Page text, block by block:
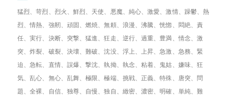
猛烈、苛烈、烈火、鮮烈、天使、悪魔、純心、激愛、激情、躁鬱、熱
烈、情熱、強靭、頑固、燃焼、無頼、浪漫、沸騰、恍惚、悶絶、責
任、実行、決断、突撃、猛進、狂走、逆行、過重、豊満、情念、激
突、炸裂、破裂、決壊、難破、沈没、浮上、上昇、急激、急務、緊
迫、急転、直情、誤爆、撃沈、執拗、執念、粘着、鬼姑、嫌味、狂
気、乱心、無心、乱舞、極限、極端、挑戦、正義、特殊、唐突、問
題、全裸、自信、独尊、自慢、独自、緻密、濃密、明確、単純、難